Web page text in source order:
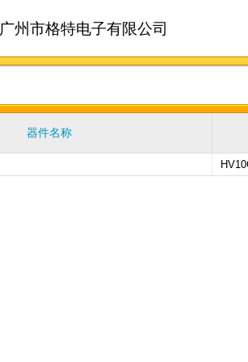
广州市格特电子有限公司
器件名称